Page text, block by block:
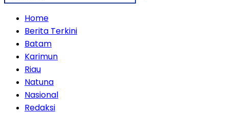
Home
Berita Terkini
Batam
Karimun
Riau
Natuna
Nasional
Redaksi